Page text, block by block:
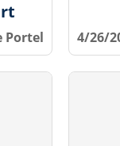
Portel 4/26/